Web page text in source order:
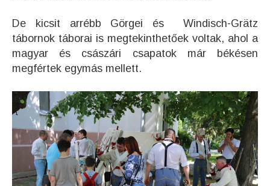
De kicsit arrébb Görgei és Windisch-Grätz
tábornok táborai is megtekinthetőek voltak, ahol a
magyar és császári csapatok már békésen
megfértek egymás mellett.